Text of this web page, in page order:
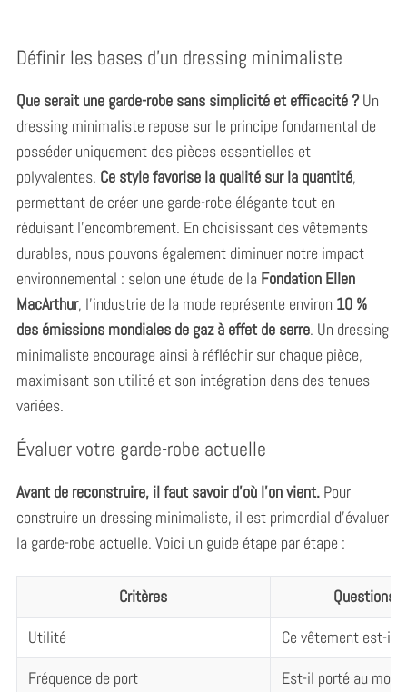
Définir les bases d’un dressing minimaliste
Que serait une garde-robe sans simplicité et efficacité ?Un
dressing minimaliste repose sur le principe fondamental de
posséder uniquement des pièces essentielles et
polyvalentes. Ce style favorise la qualité sur la quantité,
permettant de créer une garde-robe élégante tout en
réduisant l’encombrement. En choisissant des vêtements
durables, nous pouvons également diminuer notre impact
environnemental : selon une étude de la Fondation Ellen
MacArthur, l’industrie de la mode représente environ 10 %
des émissions mondiales de gaz à effet de serre. Un dressing
minimaliste encourage ainsi à réfléchir sur chaque pièce,
maximisant son utilité et son intégration dans des tenues
variées.
Évaluer votre garde-robe actuelle
Avant de reconstruire, il faut savoir d’où l’on vient.Pour
construire un dressing minimaliste, il est primordial d’évaluer
la garde-robe actuelle. Voici un guide étape par étape :
Critères
Questions
Utilité
Ce vêtement est-il
Fréquence de port
Est-il porté au